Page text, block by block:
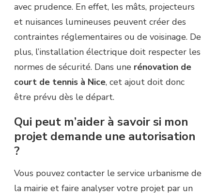
avec prudence. En effet, les mâts, projecteurs
et nuisances lumineuses peuvent créer des
contraintes réglementaires ou de voisinage. De
plus, l’installation électrique doit respecter les
normes de sécurité. Dans une rénovation de
court de tennis à Nice, cet ajout doit donc
être prévu dès le départ.
Qui peut m’aider à savoir si mon
projet demande une autorisation
?
Vous pouvez contacter le service urbanisme de
la mairie et faire analyser votre projet par un